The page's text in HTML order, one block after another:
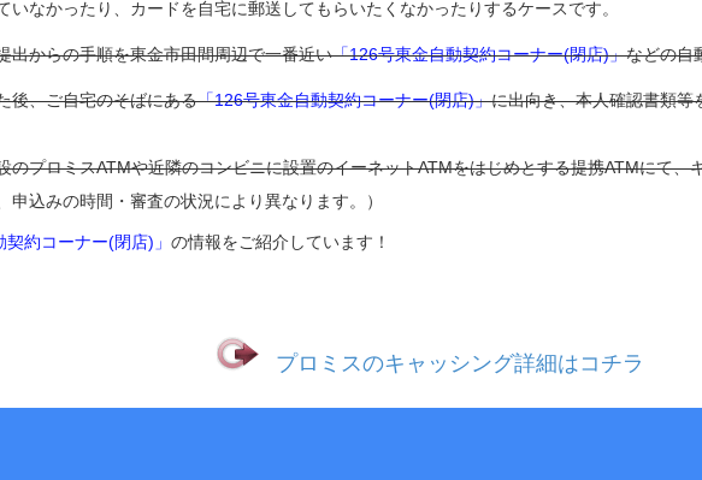
なかったり、カードを自宅に郵送してもらいたくなかったりするケースです。
出からの手順を東金市田間周辺で一番近い「126号東金自動契約コーナー(閉店)」などの自
後、ご自宅のそばにある「126号東金自動契約コーナー(閉店)」に出向き、本人確認書類等
のプロミスATMや近隣のコンビニに設置のイーネットATMをはじめとする提携ATMにて、
込みの時間・審査の状況により異なります。）
契約コーナー(閉店)」 の情報をご紹介しています！
プロミスのキャッシング詳細はコチラ